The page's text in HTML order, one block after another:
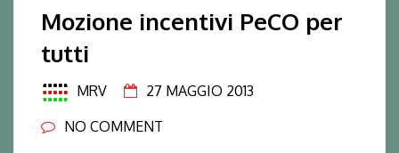
Mozione incentivi PeCO per
tutti
MRV
27 MAGGIO 2013
NO COMMENT